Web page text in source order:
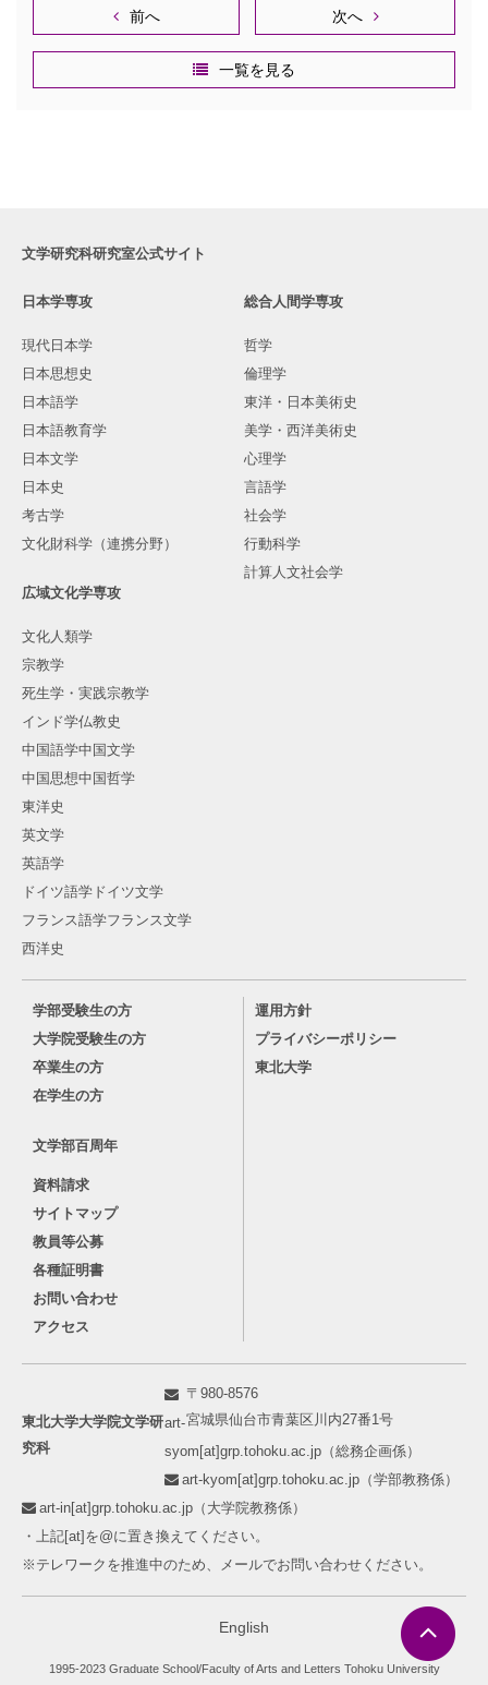
前へ
一覧を見る
次へ
文学研究科研究室公式サイト
日本学専攻
現代日本学
日本思想史
日本語学
日本語教育学
日本文学
日本史
考古学
文化財科学（連携分野）
総合人間学専攻
哲学
倫理学
東洋・日本美術史
美学・西洋美術史
心理学
言語学
社会学
行動科学
計算人文社会学
広域文化学専攻
文化人類学
宗教学
死生学・実践宗教学
インド学仏教史
中国語学中国文学
中国思想中国哲学
東洋史
英文学
英語学
ドイツ語学ドイツ文学
フランス語学フランス文学
西洋史
学部受験生の方
大学院受験生の方
卒業生の方
在学生の方
文学部百周年
資料請求
サイトマップ
教員等公募
各種証明書
お問い合わせ
アクセス
運用方針
プライバシーポリシー
東北大学
東北大学大学院文学研
究科
〒980-8576
宮城県仙台市青葉区川内27番1号
art-
syom[at]grp.tohoku.ac.jp（総務企画係）
art-kyom[at]grp.tohoku.ac.jp（学部教務係）
art-in[at]grp.tohoku.ac.jp（大学院教務係）
・上記[at]を@に置き換えてください。
※テレワークを推進中のため、メールでお問い合わせください。
English
1995-2023 Graduate School/Faculty of Arts and Letters Tohoku University